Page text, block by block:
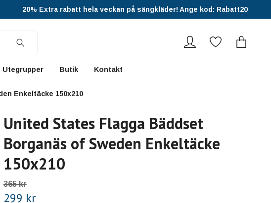
20% Extra rabatt hela veckan på sängkläder! Ange kod: Rabatt20
Utegrupper Butik Kontakt
Enkeltäcke 150x210
United States Flagga Bäddset
Borganäs of Sweden Enkeltäcke
150x210
365 kr
299 kr